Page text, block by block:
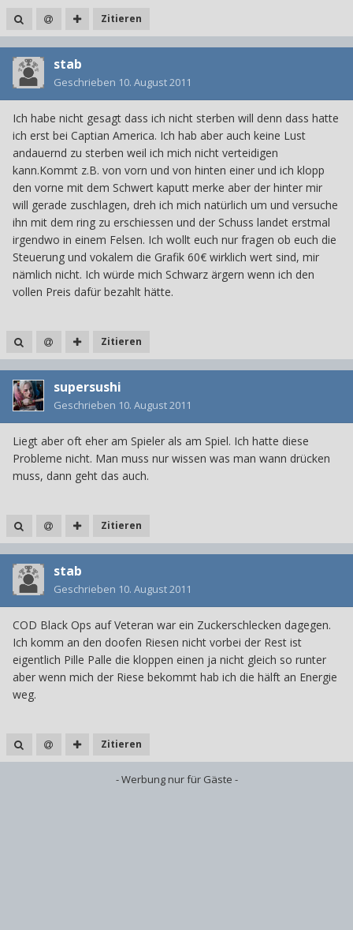
Zitieren
stab
Geschrieben 10. August 2011
Ich habe nicht gesagt dass ich nicht sterben will denn dass hatte
ich erst bei Captian America. Ich hab aber auch keine Lust
andauernd zu sterben weil ich mich nicht verteidigen
kann.Kommt z.B. von vorn und von hinten einer und ich klopp
den vorne mit dem Schwert kaputt merke aber der hinter mir
will gerade zuschlagen, dreh ich mich natürlich um und versuche
ihn mit dem ring zu erschiessen und der Schuss landet erstmal
irgendwo in einem Felsen. Ich wollt euch nur fragen ob euch die
Steuerung und vokalem die Grafik 60€ wirklich wert sind, mir
nämlich nicht. Ich würde mich Schwarz ärgern wenn ich den
vollen Preis dafür bezahlt hätte.
Zitieren
supersushi
Geschrieben 10. August 2011
Liegt aber oft eher am Spieler als am Spiel. Ich hatte diese
Probleme nicht. Man muss nur wissen was man wann drücken
muss, dann geht das auch.
Zitieren
stab
Geschrieben 10. August 2011
COD Black Ops auf Veteran war ein Zuckerschlecken dagegen.
Ich komm an den doofen Riesen nicht vorbei der Rest ist
eigentlich Pille Palle die kloppen einen ja nicht gleich so runter
aber wenn mich der Riese bekommt hab ich die hälft an Energie
weg.
Zitieren
- Werbung nur für Gäste -